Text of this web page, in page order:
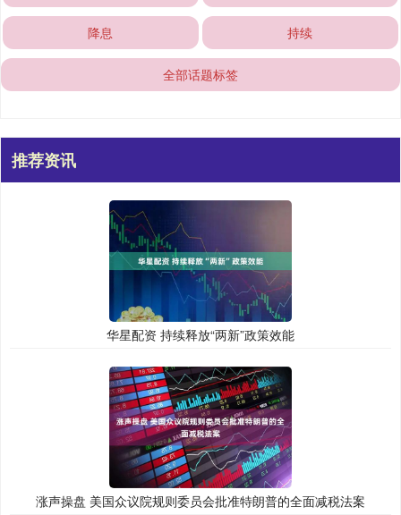
降息 持续
全部话题标签
推荐资讯
华星配资 持续释放“两新”政策效能
涨声操盘 美国众议院规则委员会批准特朗普的全面减税法案